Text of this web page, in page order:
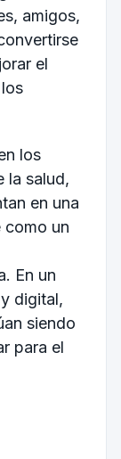
amigos,
el
los
la salud,
en una
como un
En un
digital,
siendo
para el